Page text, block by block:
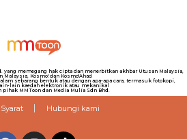
memegang hak cipta dan menerbitkan akhbar Utusan Malaysia,
Malaysia, Kosmo! dan Kosmo!Ahad
sebarang bentuk atau dengan apa-apa cara, termasuk fotokopi,
lain kaedah elektronik atau mekanikal
pihak MMToon dan Media Mulia Sdn Bhd.
Hubungi kami